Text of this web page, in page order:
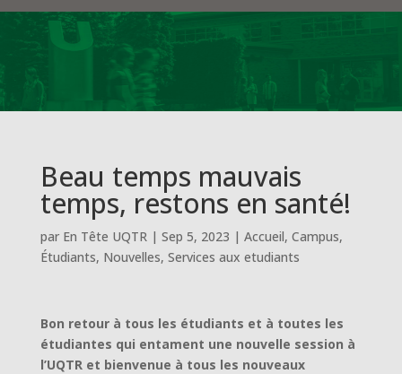
Beau temps mauvais
temps, restons en santé!
par En Tête UQTR| Sep 5, 2023 | Accueil, Campus,
Étudiants, Nouvelles, Services aux etudiants
Bon retour à tous les étudiants et à toutes les
étudiantes qui entament une nouvelle session à
l’UQTR et bienvenue à tous les nouveaux